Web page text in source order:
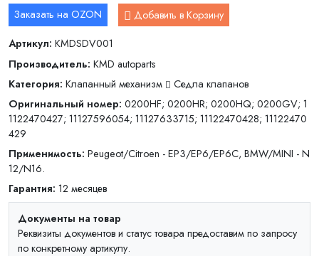
Заказать на OZON Добавить в Корзину
Артикул: KMDSDV001
Производитель: KMD autoparts
Категория: Клапанный механизм
Седла клапанов
Оригинальный номер: 0200HF; 0200HR; 0200HQ; 0200GV; 1
1122470427; 11127596054; 11127633715; 11122470428; 11122470
429
Применимость: Peugeot/Citroen - EP3/EP6/EP6C, BMW/MINI - N
12/N16.
Гарантия: 12 месяцев
Документы на товар
Реквизиты документов и статус товара предоставим по запросу
по конкретному артикулу.